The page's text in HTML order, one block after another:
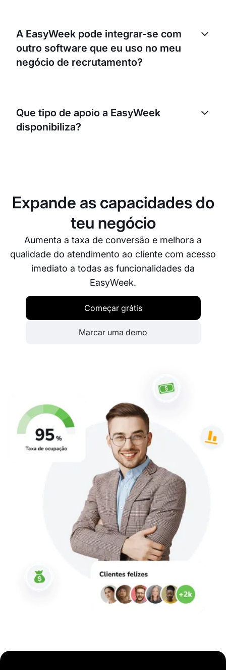
encriptação avançada para manter os teus dados
seguros. Não partilhamos nem vendemos dados a
terceiros.
A EasyWeek pode integrar-se com
outro software que eu uso no meu
negócio de recrutamento?
Isto ajuda a manter um fluxo de trabalho contínuo e
melhora a eficiência do teu negócio de
Que tipo de apoio a EasyWeek
disponibiliza?
quaisquer questões que possas ter ao utilizar a
Expande as capacidades do
teu negócio
Aumenta a taxa de conversão e melhora a
qualidade do atendimento ao cliente com acesso
imediato a todas as funcionalidades da
EasyWeek.
Começar grátis
Marcar uma demo